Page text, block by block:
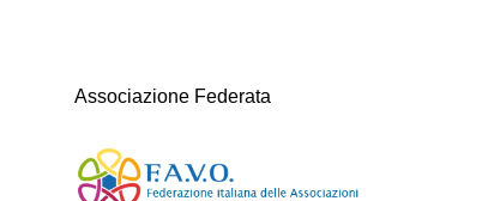
Associazione Federata